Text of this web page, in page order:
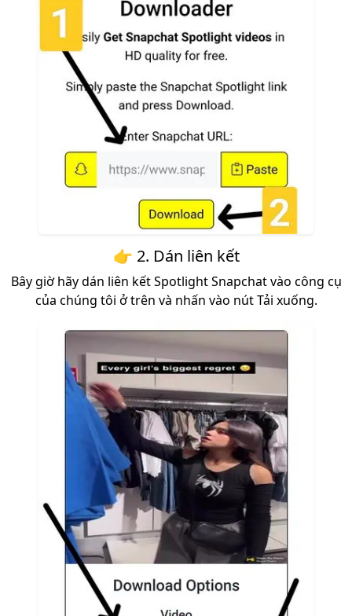
👉 2. Dán liên kết
Bây giờ hãy dán liên kết Spotlight Snapchat vào công cụ
của chúng tôi ở trên và nhấn vào nút Tải xuống.